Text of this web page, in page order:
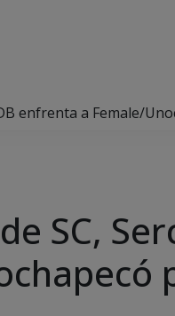
enfrenta a Female/
SC,